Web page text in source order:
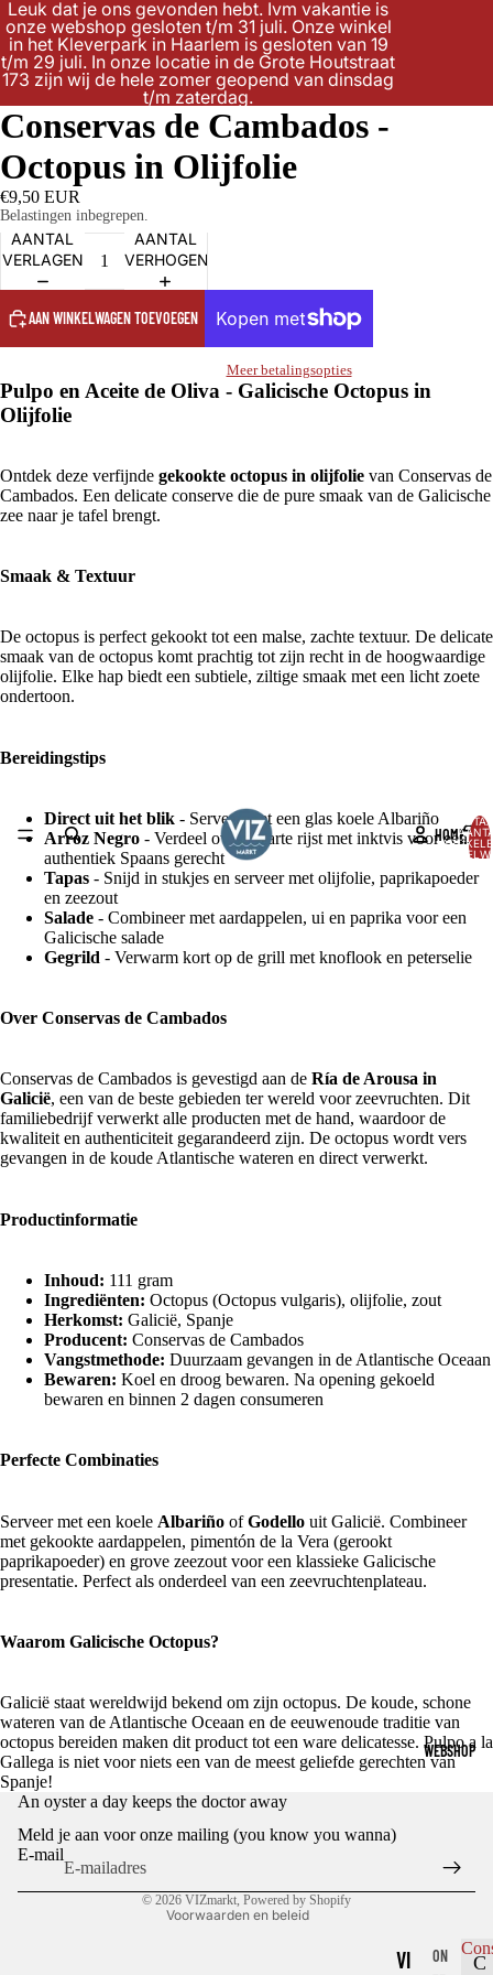
Leuk dat je ons gevonden hebt. Ivm vakantie is
onze webshop gesloten t/m 31 juli. Onze winkel
in het Kleverpark in Haarlem is gesloten van 19
t/m 29 juli. In onze locatie in de Grote Houtstraat
173 zijn wij de hele zomer geopend van dinsdag
t/m zaterdag.
HOME
WEBSHOP
VI
ON
C
AFBEELDING
OPENEN
VOLLEDIG
Conservas de Cambados -
Octopus in Olijfolie
€9,50 EUR
Belastingen inbegrepen.
AANTAL
VERLAGEN
AANTAL
VERHOGEN
AAN WINKELWAGEN TOEVOEGEN
Meer betalingsopties
Pulpo en Aceite de Oliva - Galicische Octopus in
Olijfolie
Ontdek deze verfijnde gekookte octopus in olijfolie van Conservas de
Cambados. Een delicate conserve die de pure smaak van de Galicische
zee naar je tafel brengt.
Smaak & Textuur
De octopus is perfect gekookt tot een malse, zachte textuur. De delicate
smaak van de octopus komt prachtig tot zijn recht in de hoogwaardige
olijfolie. Elke hap biedt een subtiele, ziltige smaak met een licht zoete
ondertoon.
Bereidingstips
Direct uit het blik - Serveer met een glas koele Albariño
Arroz Negro - Verdeel over zwarte rijst met inktvis voor een
authentiek Spaans gerecht
Tapas - Snijd in stukjes en serveer met olijfolie, paprikapoeder
en zeezout
Salade - Combineer met aardappelen, ui en paprika voor een
Galicische salade
Gegrild - Verwarm kort op de grill met knoflook en peterselie
Over Conservas de Cambados
Conservas de Cambados is gevestigd aan de Ría de Arousa in
Galicië, een van de beste gebieden ter wereld voor zeevruchten. Dit
familiebedrijf verwerkt alle producten met de hand, waardoor de
kwaliteit en authenticiteit gegarandeerd zijn. De octopus wordt vers
gevangen in de koude Atlantische wateren en direct verwerkt.
Productinformatie
Inhoud: 111 gram
Ingrediënten: Octopus (Octopus vulgaris), olijfolie, zout
Herkomst: Galicië, Spanje
Producent: Conservas de Cambados
Vangstmethode: Duurzaam gevangen in de Atlantische Oceaan
Bewaren: Koel en droog bewaren. Na opening gekoeld
bewaren en binnen 2 dagen consumeren
Perfecte Combinaties
Serveer met een koele Albariño ofGodello uit Galicië. Combineer
met gekookte aardappelen, pimentón de la Vera (gerookt
paprikapoeder) en grove zeezout voor een klassieke Galicische
presentatie. Perfect als onderdeel van een zeevruchtenplateau.
Waarom Galicische Octopus?
Galicië staat wereldwijd bekend om zijn octopus. De koude, schone
wateren van de Atlantische Oceaan en de eeuwenoude traditie van
octopus bereiden maken dit product tot een ware delicatesse. Pulpo a la
Gallega is niet voor niets een van de meest geliefde gerechten van
Spanje!
An oyster a day keeps the doctor away
Meld je aan voor onze mailing (you know you wanna)
E-mail
© 2026 VIZmarkt , Powered by Shopify
Voorwaarden en beleid
Terugbetalingsbeleid
Algemene voorwaarden
Contactgegevens